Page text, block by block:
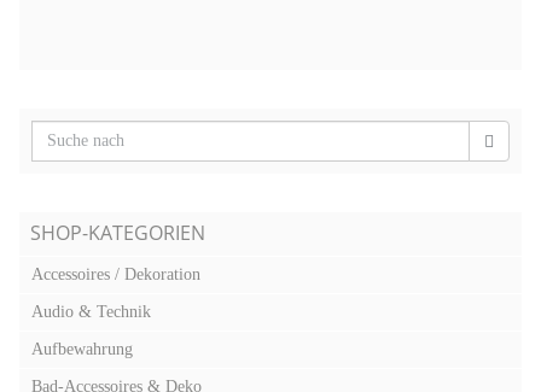
SHOP-KATEGORIEN
Accessoires / Dekoration
Audio & Technik
Aufbewahrung
Bad-Accessoires & Deko